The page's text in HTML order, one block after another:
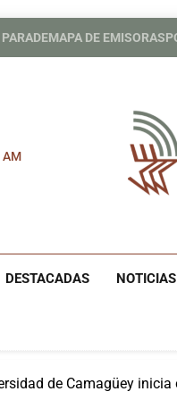
MAPA DE EMISORAS
AM
DESTACADAS NOTICIAS
de Camagüey